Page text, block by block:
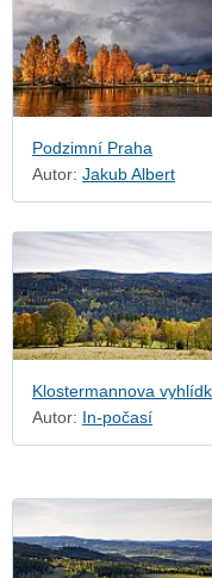
Podzimní Praha
Autor: Jakub Albert
Autor: In-počasí